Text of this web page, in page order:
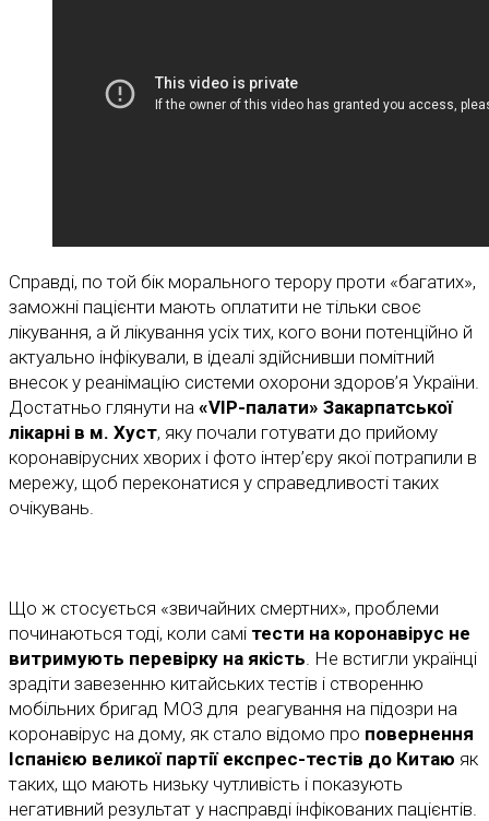
Справді, по той бік морального терору проти «багатих»,
заможні пацієнти мають оплатити не тільки своє
лікування, а й лікування усіх тих, кого вони потенційно й
актуально інфікували, в ідеалі здійснивши помітний
внесок у реанімацію системи охорони здоров’я України.
Достатньо глянути на «VIP-палати» Закарпатської
лікарні в м. Хуст, яку почали готувати до прийому
коронавірусних хворих і фото інтер’єру якої потрапили в
мережу, щоб переконатися у справедливості таких
очікувань.
Що ж стосується «звичайних смертних», проблеми
починаються тоді, коли самі тести на коронавірус не
витримують перевірку на якість . Не встигли українці
зрадіти завезенню китайських тестів і створенню
мобільних бригад МОЗ для реагування на підозри на
коронавірус на дому, як стало відомо про повернення
Іспанією великої партії експрес-тестів до Китаю як
таких, що мають низьку чутливість і показують
негативний результат у насправді інфікованих пацієнтів.